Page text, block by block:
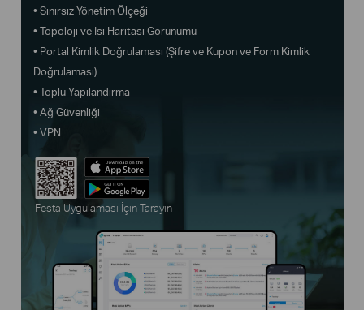
• Sınırsız Yönetim Ölçeği
• Topoloji ve Isı Haritası Görünümü
• Portal Kimlik Doğrulaması (Şifre ve Kupon ve Form Kimlik
Doğrulaması)
• Toplu Yapılandırma
• Ağ Güvenliği
• VPN
Festa Uygulaması İçin Tarayın